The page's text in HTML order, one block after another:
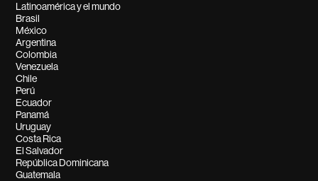
Latinoamérica y el mundo
Brasil
México
Argentina
Colombia
Venezuela
Chile
Perú
Ecuador
Panamá
Uruguay
Costa Rica
El Salvador
República Dominicana
Guatemala